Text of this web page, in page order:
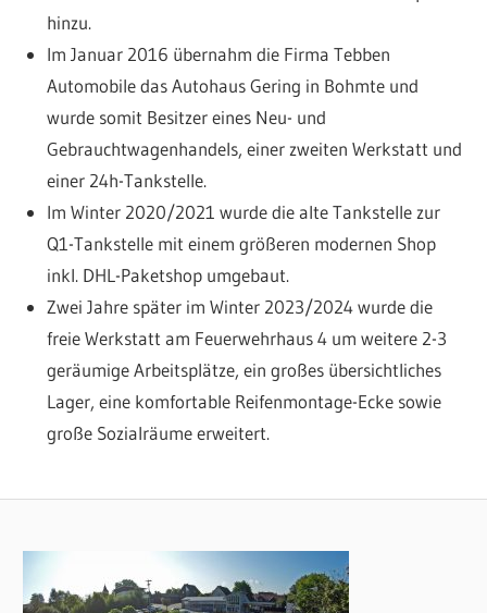
24h.
Tankstelle
hinzu.
Im Januar 2016 übernahm die Firma Tebben
Automobile das Autohaus Gering in Bohmte und
wurde somit Besitzer eines Neu- und
Gebrauchtwagenhandels, einer zweiten Werkstatt und
einer 24h-Tankstelle.
Im Winter 2020/2021 wurde die alte Tankstelle zur
Q1-Tankstelle mit einem größeren modernen Shop
inkl. DHL-Paketshop umgebaut.
Zwei Jahre später im Winter 2023/2024 wurde die
freie Werkstatt am Feuerwehrhaus 4 um weitere 2-3
geräumige Arbeitsplätze, ein großes übersichtliches
Lager, eine komfortable Reifenmontage-Ecke sowie
große Sozialräume erweitert.